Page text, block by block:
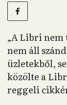
„A Libri nem
nem áll
üzletekből,
közölte a
reggeli